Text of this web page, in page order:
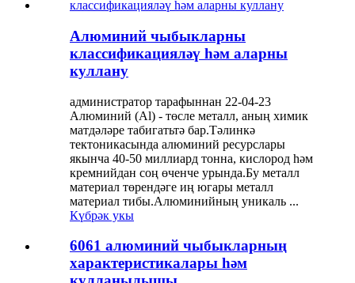
Алюминий чыбыкларны
классификацияләү һәм аларны
куллану
администратор тарафыннан 22-04-23
Алюминий (Al) - төсле металл, аның химик
матдәләре табигатьтә бар.Тәлинкә
тектоникасында алюминий ресурслары
якынча 40-50 миллиард тонна, кислород һәм
кремнийдан соң өченче урында.Бу металл
материал төрендәге иң югары металл
материал тибы.Алюминийның уникаль ...
Күбрәк укы
6061 алюминий чыбыкларның
характеристикалары һәм